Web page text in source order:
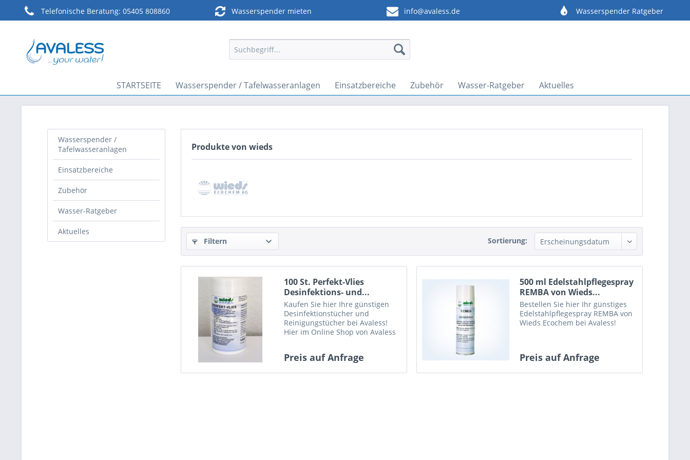
Telefonische Beratung: 05405 808860 Wasserspender mieten info@avaless.de Wasserspender Ratgeber
STARTSEITE Wasserspender / Tafelwasseranlagen Einsatzbereiche Zubehör Wasser-Ratgeber Aktuelles
Wasserspender /
Tafelwasseranlagen
Einsatzbereiche
Zubehör
Wasser-Ratgeber
Aktuelles
Produkte von wieds
Filtern Sortierung:
100 St. Perfekt-Vlies
Desinfektions- und...
Kaufen Sie hier Ihre günstigen
Desinfektionstücher und
Reinigungstücher bei Avaless!
Hier im Online Shop von Avaless
Preis auf Anfrage
500 ml Edelstahlpflegespray
REMBA von Wieds...
Bestellen Sie hier Ihr günstiges
Edelstahlpflegespray REMBA von
Wieds Ecochem bei Avaless!
Preis auf Anfrage